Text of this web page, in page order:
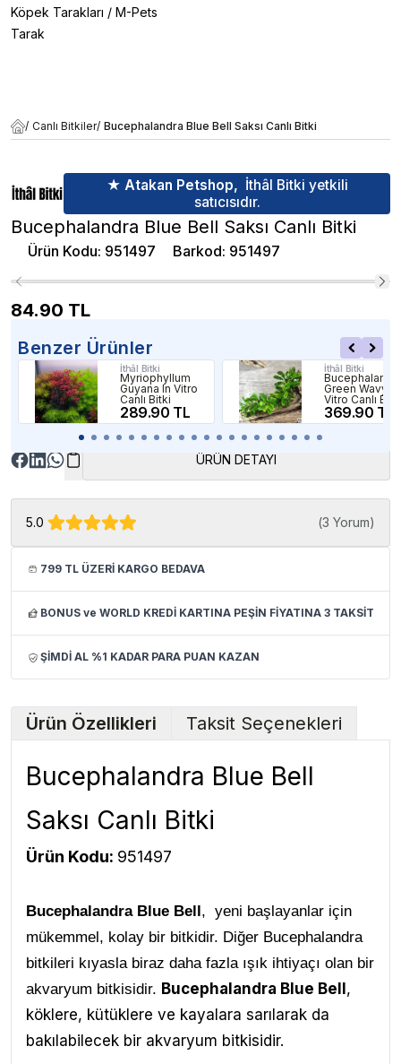
Köpek Tarakları / M-Pets
Tarak
/ Canlı Bitkiler/ Bucephalandra Blue Bell Saksı Canlı Bitki
★ Atakan Petshop, İthâl Bitki yetkili
satıcısıdır.
Bucephalandra Blue Bell Saksı Canlı Bitki
Ürün Kodu: 951497 Barkod: 951497
84.90 TL
Benzer Ürünler
İthâl Bitki
Myriophyllum
Guyana In Vitro
Canlı Bitki
289.90 TL
İthâl Bitki
Green Wavy In
Vitro Canlı Bitki
369.90 TL
ÜRÜN DETAYI
5.0 (3 Yorum)
799 TL ÜZERİ KARGO BEDAVA
BONUS ve WORLD KREDİ KARTINA PEŞİN FİYATINA 3 TAKSİT
ŞİMDİ AL %1 KADAR PARA PUAN KAZAN
Ürün Özellikleri Taksit Seçenekleri
Bucephalandra Blue Bell
Saksı Canlı Bitki
Ürün Kodu: 951497
Bucephalandra Blue Bell, yeni başlayanlar için
mükemmel, kolay bir bitkidir. Diğer Bucephalandra
bitkileri kıyasla biraz daha fazla ışık ihtiyaçı olan bir
akvaryum bitkisidir. Bucephalandra Blue Bell,
köklere, kütüklere ve kayalara sarılarak da
bakılabilecek bir akvaryum bitkisidir.